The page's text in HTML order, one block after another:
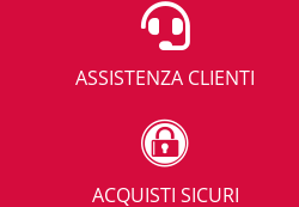
ASSISTENZA CLIENTI
ACQUISTI SICURI